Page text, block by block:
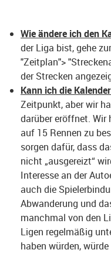
Wie ändere ich den
der Liga bist, gehe
"Zeitplan">
der Strecken
Kann ich die
Zeitpunkt, aber wir
darüber eröffnet. Wir
auf 15 Rennen zu
sorgen dafür, dass
nicht „ausgereizt“
Interesse an der
auch die
Abwanderung und
manchmal von den
Ligen regelmäßig
haben würden,